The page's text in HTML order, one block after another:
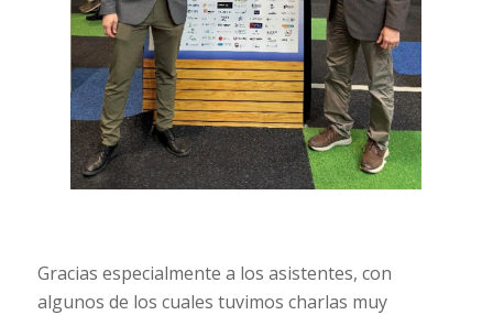
Gracias especialmente a los asistentes, con
algunos de los cuales tuvimos charlas muy